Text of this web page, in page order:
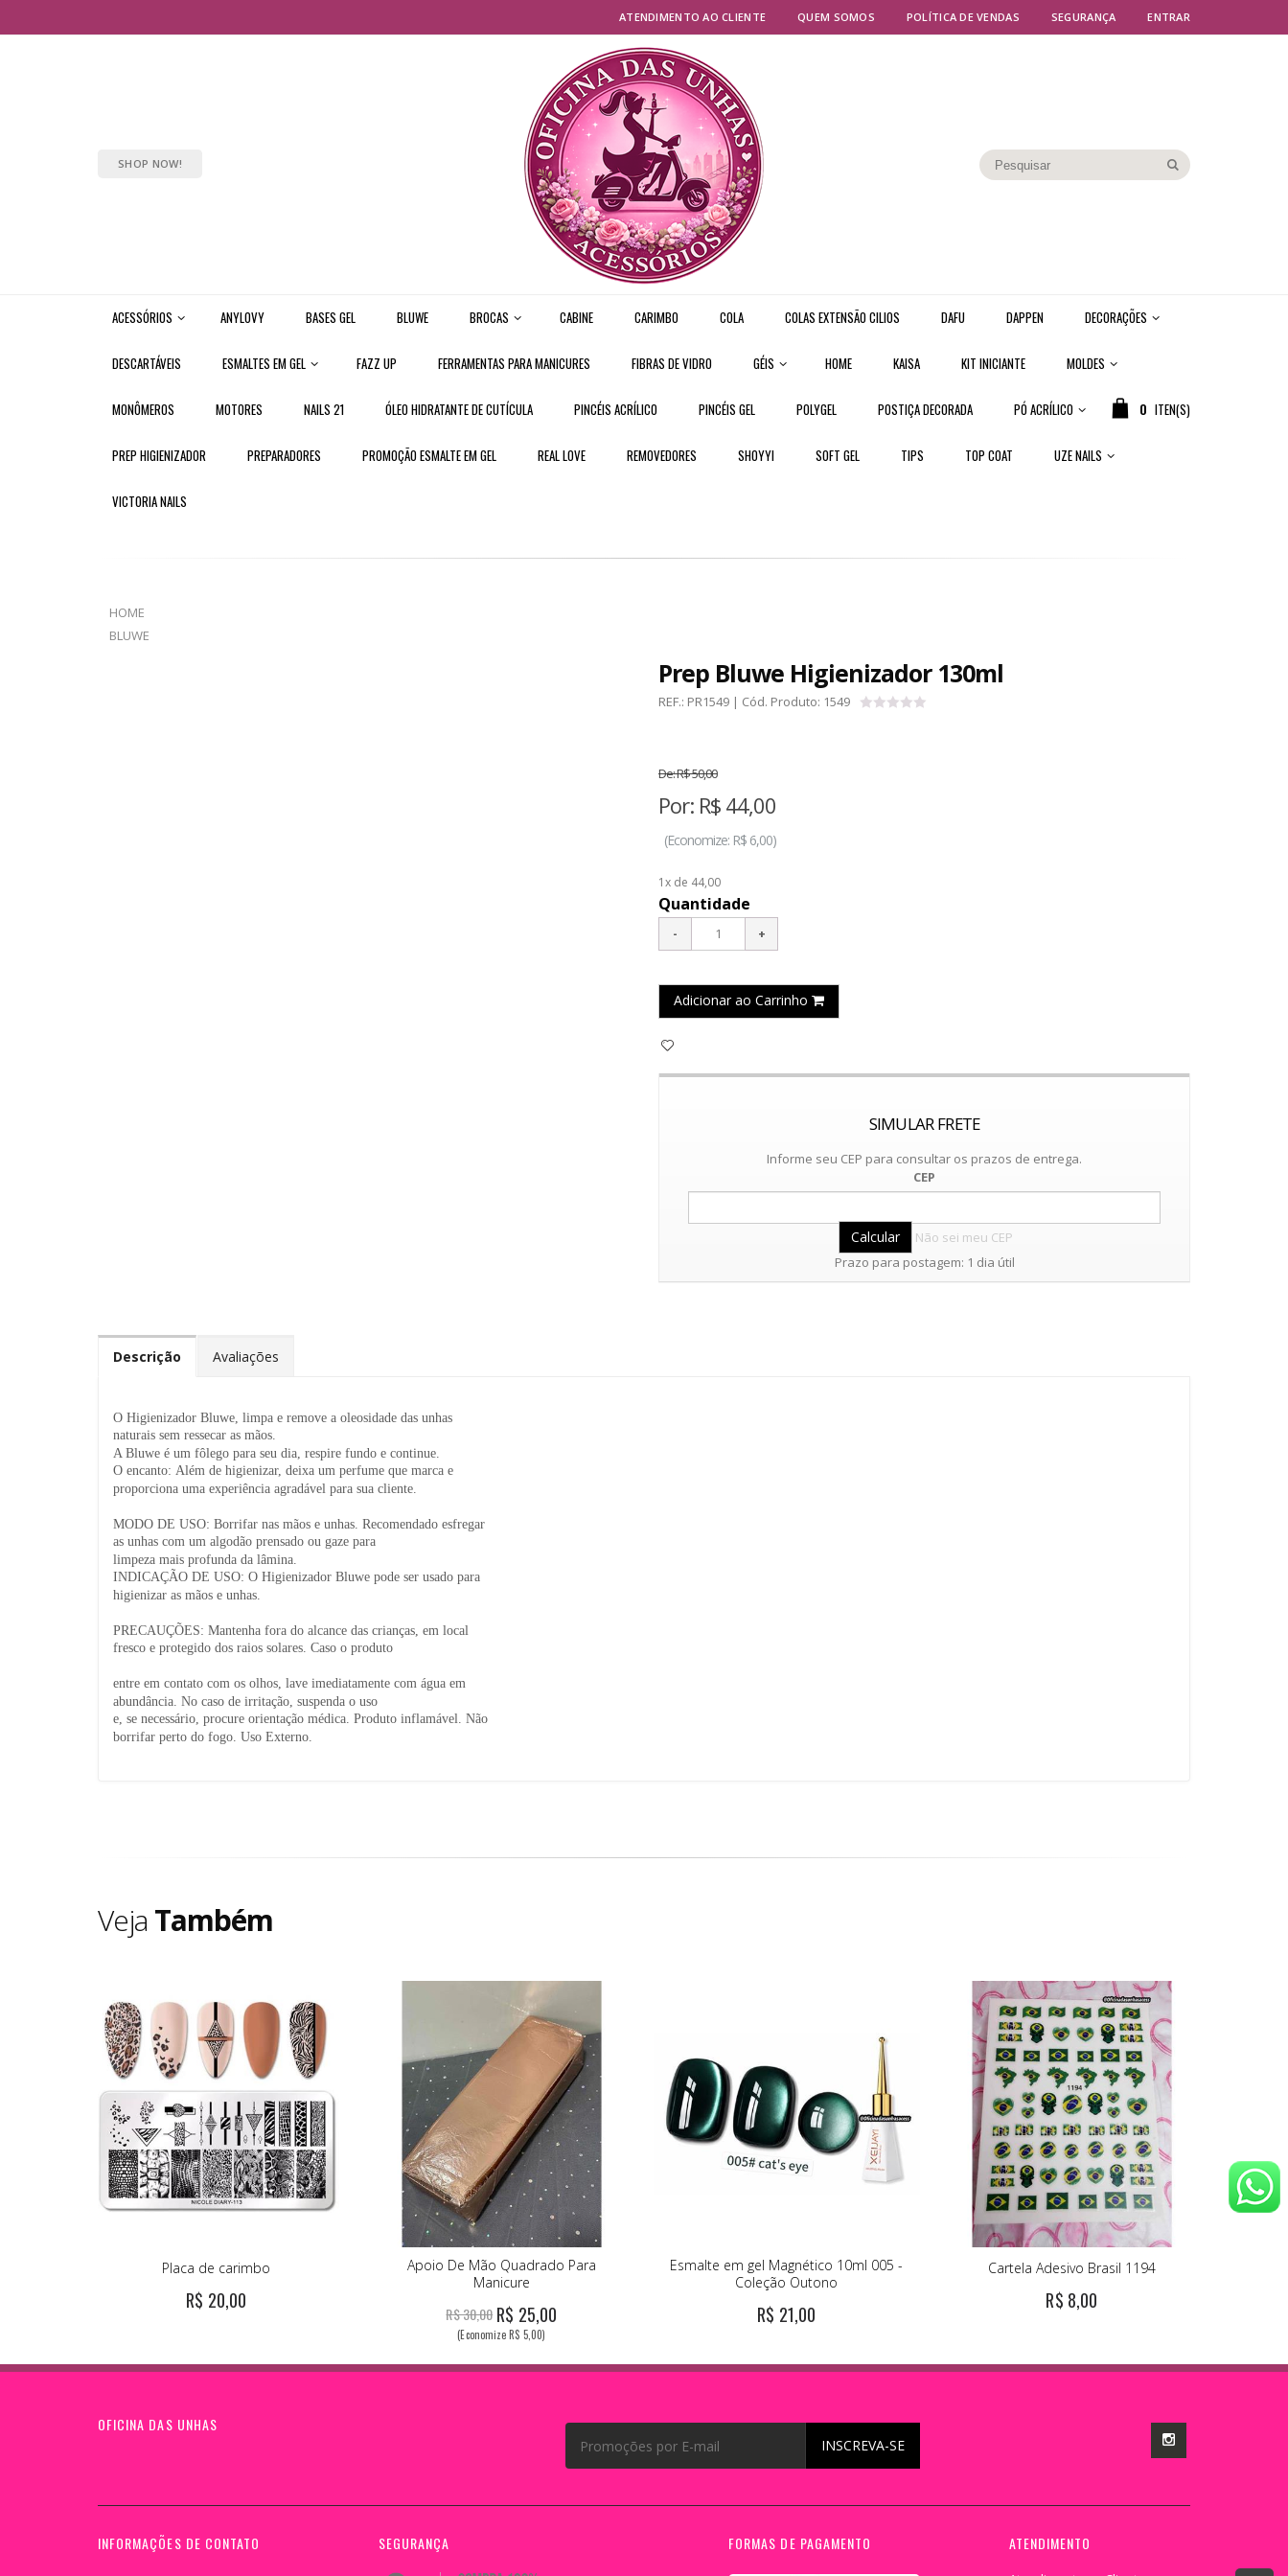
ATENDIMENTO AO CLIENTE QUEM SOMOS POLÍTICA DE VENDAS SEGURANÇA ENTRAR
SHOP NOW!
ACESSÓRIOS ANYLOVY BASES GEL BLUWE BROCAS CABINE CARIMBO COLA COLAS EXTENSÃO CILIOS DAFU DAPPEN DECORAÇÕES
DESCARTÁVEIS ESMALTES EM GEL FAZZ UP FERRAMENTAS PARA MANICURES FIBRAS DE VIDRO GÉIS HOME KAISA KIT INICIANTE MOLDES
MONÔMEROS MOTORES NAILS 21 ÓLEO HIDRATANTE DE CUTÍCULA PINCÉIS ACRÍLICO PINCÉIS GEL POLYGEL POSTIÇA DECORADA PÓ ACRÍLICO
PREP HIGIENIZADOR PREPARADORES PROMOÇÃO ESMALTE EM GEL REAL LOVE REMOVEDORES SHOYYI SOFT GEL TIPS TOP COAT UZE NAILS
VICTORIA NAILS
0 ITEN(S)
HOME
BLUWE
Prep Bluwe Higienizador 130ml
REF.: PR1549 | Cód. Produto: 1549
De:R$ 50,00
Por: R$ 44,00
(Economize: R$ 6,00)
1x de 44,00
Quantidade
Adicionar ao Carrinho
SIMULAR FRETE
Informe seu CEP para consultar os prazos de entrega.
CEP
Não sei meu CEP
Prazo para postagem: 1 dia útil
Descrição Avaliações
O Higienizador Bluwe, limpa e remove a oleosidade das unhas
naturais sem ressecar as mãos.
A Bluwe é um fôlego para seu dia, respire fundo e continue.
O encanto: Além de higienizar, deixa um perfume que marca e
proporciona uma experiência agradável para sua cliente.
MODO DE USO: Borrifar nas mãos e unhas. Recomendado esfregar
as unhas com um algodão prensado ou gaze para
limpeza mais profunda da lâmina.
INDICAÇÃO DE USO: O Higienizador Bluwe pode ser usado para
higienizar as mãos e unhas.
PRECAUÇÕES: Mantenha fora do alcance das crianças, em local
fresco e protegido dos raios solares. Caso o produto
entre em contato com os olhos, lave imediatamente com água em
abundância. No caso de irritação, suspenda o uso
e, se necessário, procure orientação médica. Produto inflamável. Não
borrifar perto do fogo. Uso Externo.
Veja Também
Placa de carimbo
R$ 20,00
Apoio De Mão Quadrado Para
Manicure
R$ 30,00 R$ 25,00
(Economize R$ 5,00)
Esmalte em gel Magnético 10ml 005 -
Coleção Outono
R$ 21,00
Cartela Adesivo Brasil 1194
R$ 8,00
OFICINA DAS UNHAS
INSCREVA-SE
INFORMAÇÕES DE CONTATO SEGURANÇA FORMAS DE PAGAMENTO ATENDIMENTO